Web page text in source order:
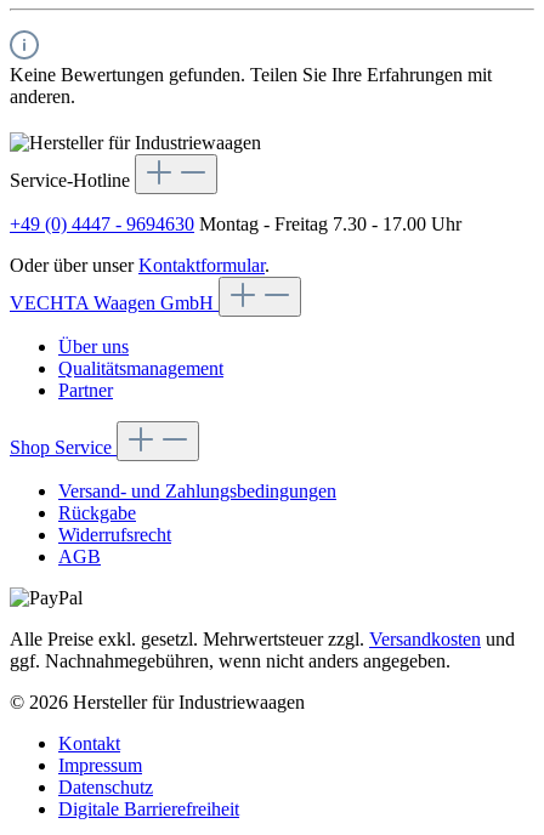
Keine Bewertungen gefunden. Teilen Sie Ihre Erfahrungen mit
anderen.
Service-Hotline
+49 (0) 4447 - 9694630 Montag - Freitag 7.30 - 17.00 Uhr
Oder über unserKontaktformular.
VECHTA Waagen GmbH
Über uns
Qualitätsmanagement
Partner
Shop Service
Versand- und Zahlungsbedingungen
Rückgabe
Widerrufsrecht
AGB
Alle Preise exkl. gesetzl. Mehrwertsteuer zzgl. Versandkosten und
ggf. Nachnahmegebühren, wenn nicht anders angegeben.
© 2026 Hersteller für Industriewaagen
Kontakt
Impressum
Datenschutz
Digitale Barrierefreiheit